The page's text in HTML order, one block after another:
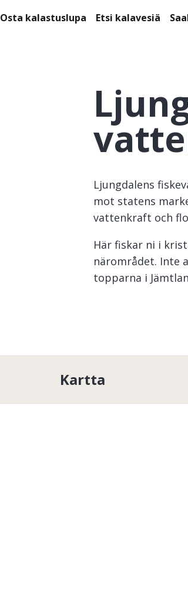
Osta kalastuslupa Etsi kalavesiä
Ljungdalens
mot statens
vattenkraft och
Här fiskar ni i
närområdet. Inte
topparna i
Här finns röding,
Följande vatten
Kartta